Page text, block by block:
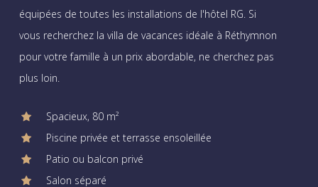
équipées de toutes les installations de l'hôtel RG. Si
vous recherchez la villa de vacances idéale à Réthymnon
pour votre famille à un prix abordable, ne cherchez pas
plus loin.
Spacieux, 80 m²
Piscine privée et terrasse ensoleillée
Patio ou balcon privé
Salon séparé